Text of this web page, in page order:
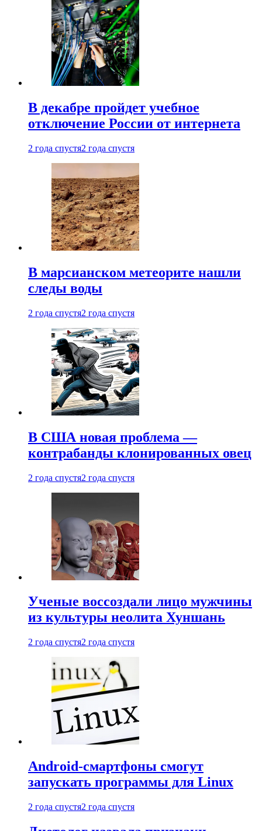
В декабре пройдет учебное
отключение России от интернета
2 года спустя2 года спустя
В марсианском метеорите нашли
следы воды
2 года спустя2 года спустя
В США новая проблема —
контрабанды клонированных овец
2 года спустя2 года спустя
Ученые воссоздали лицо мужчины
из культуры неолита Хуншань
2 года спустя2 года спустя
Android-смартфоны смогут
запускать программы для Linux
2 года спустя2 года спустя